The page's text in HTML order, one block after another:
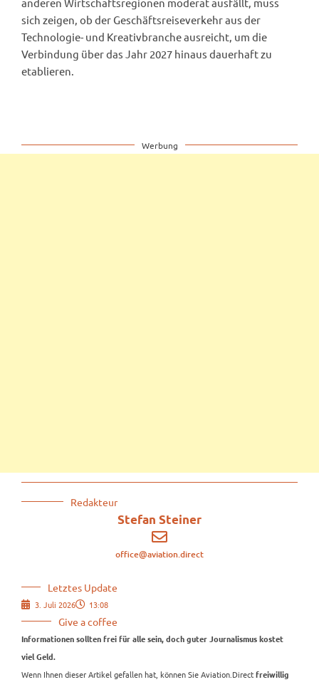
Redakteur
Stefan Steiner
office@aviation.direct
Letztes Update
3. Juli 2026 13:08
Give a coffee
Informationen sollten frei für alle sein, doch guter Journalismus kostet
viel Geld.
Wenn Ihnen dieser Artikel gefallen hat, können Sie Aviation.Direct freiwillig
sich zeigen, ob der Geschäftsreiseverkehr aus der
Technologie- und Kreativbranche ausreicht, um die
Verbindung über das Jahr 2027 hinaus dauerhaft zu
etablieren.
Werbung